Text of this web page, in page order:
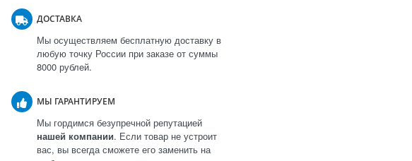
ДОСТАВКА
Мы осуществляем бесплатную доставку в
любую точку России при заказе от суммы
8000 рублей.
МЫ ГАРАНТИРУЕМ
Мы гордимся безупречной репутацией
нашей компании. Если товар не устроит
вас, вы всегда сможете его заменить на